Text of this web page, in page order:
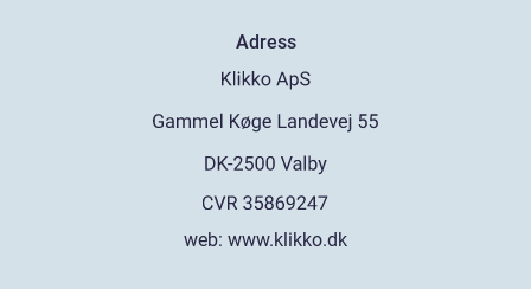
Adress
web: www.klikko.dk